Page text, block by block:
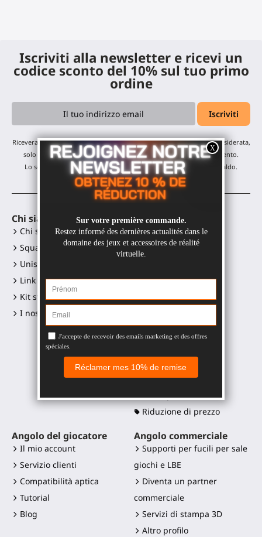
Iscriviti alla newsletter e ricevi un
codice sconto del 10% sul tuo primo
ordine
Riceverai i nostri aggiornamenti mensili e offerte: nessuna email indesiderata,
solo un'email al mese! Puoi annullare l'iscrizione in qualsiasi momento.
Lo sconto è valido su tutti i nostri prodotti, esclusi gli articoli in saldo.
Chi siamo
Chi siamo?
Squadra
Unisciti a noi
Link ai social media
Kit stampa e loghi
I nostri rivenditori
Accessori VR
Gunstock MagTube
Gunstock ForceTube
Gunstock Starter
ProStraps sleeves
SWINGiT Golf Club
Controller mounts
Pezzi di ricambio
Tutti i prodotti
Riduzione di prezzo
Angolo del giocatore
Il mio account
Servizio clienti
Compatibilità aptica
Tutorial
Blog
Angolo commerciale
Supporti per fucili per sale
giochi e LBE
Diventa un partner
commerciale
Servizi di stampa 3D
Altro profilo